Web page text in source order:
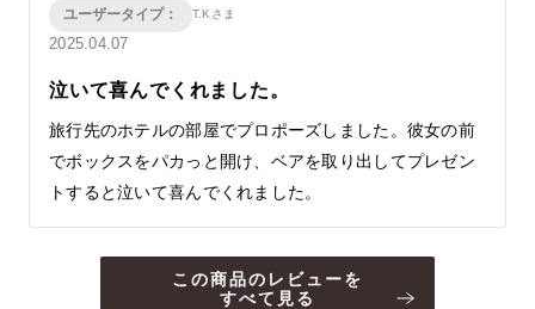
ユーザータイプ： T.Kさま
2025.04.07
泣いて喜んでくれました。
旅行先のホテルの部屋でプロポーズしました。彼女の前
でボックスをパカっと開け、ベアを取り出してプレゼン
トすると泣いて喜んでくれました。
この商品のレビューを
すべて見る